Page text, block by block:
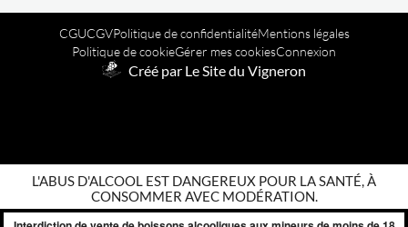
CGUCGVPolitique de confidentialitéMentions légales
Politique de cookieGérer mes cookiesConnexion
Créé par Le Site du Vigneron
L'ABUS D'ALCOOL EST DANGEREUX POUR LA SANTÉ, À
CONSOMMER AVEC MODÉRATION.